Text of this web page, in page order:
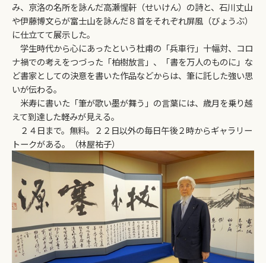
み、京洛の名所を詠んだ高瀬惺軒（せいけん）の詩と、石川丈山
や伊藤博文らが富士山を詠んだ８首をそれぞれ屏風（びょうぶ）
に仕立てて展示した。
学生時代から心にあったという杜甫の「兵車行」十幅対、コロ
ナ禍での考えをつづった「柏樹放言」、「書を万人のものに」な
ど書家としての決意を書いた作品などからは、筆に託した強い思
いが伝わる。
米寿に書いた「筆が歌い墨が舞う」の言葉には、歳月を乗り越
えて到達した軽みが見える。
２４日まで。無料。２２日以外の毎日午後２時からギャラリー
トークがある。（林屋祐子）